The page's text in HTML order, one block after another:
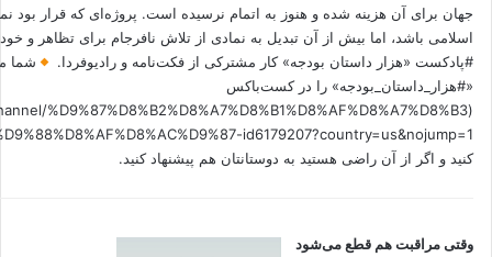
جهان برای آن هزینه شده و هنوز به اتمام نرسیده است. پروژه‌ای که قرار بود
اسلامی باشد، اما بیش از آن تبدیل به نمادی از تلاش نافرجام برای تظاهر و
#پادکست «هزار داستان بودجه» کار مشترکی از فکت‌نامه و رادیوفردا.
شما
«#هزار_داستان_بودجه» را در کست‌باکس
%D9%87%D8%B2%D8%A7%D8%B1%D8%AF%D8%A7%D8%B3
کنید و اگر از آن راضی هستید به دوستانتان هم پیشنهاد کنید.
وقتی مراقبت هم قطع می‌شود